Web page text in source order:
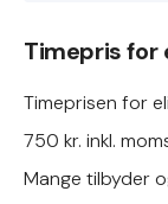
Timepris for
Timeprisen for
750 kr. inkl.
Mange tilbyder